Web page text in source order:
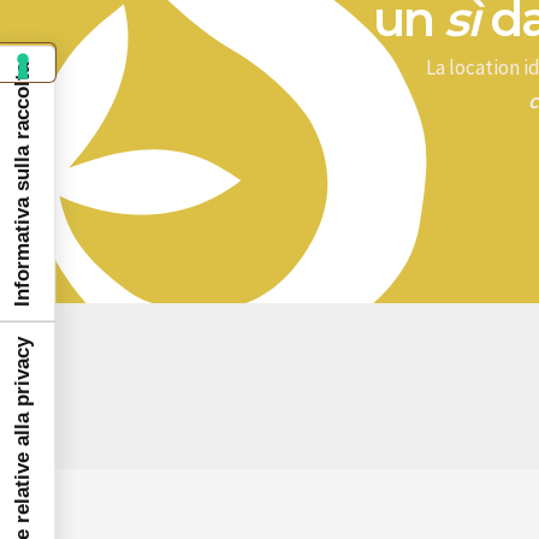
un sì
La location
Informativa sulla raccolta